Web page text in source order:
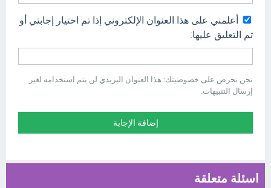
أعلمني على هذا العنوان الإلكتروني إذا تم اختيار إجابتي أو
تم التعليق عليها:
نحن نحرص على خصوصيتك: هذا العنوان البريدي لن يتم استخدامه لغير
إرسال التنبيهات.
اسئلة متعلقة